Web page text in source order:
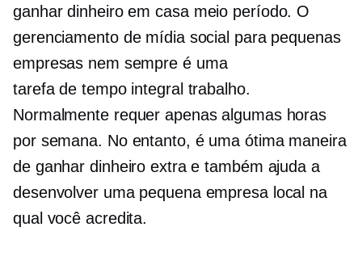
ganhar dinheiro em casa meio período. O
gerenciamento de mídia social para pequenas
empresas nem sempre é uma
tarefade tempo integral trabalho.
Normalmente requer apenas algumas horas
por semana. No entanto, é uma ótima maneira
de ganhar dinheiro extra e também ajuda a
desenvolver uma pequena empresa local na
qual você acredita.